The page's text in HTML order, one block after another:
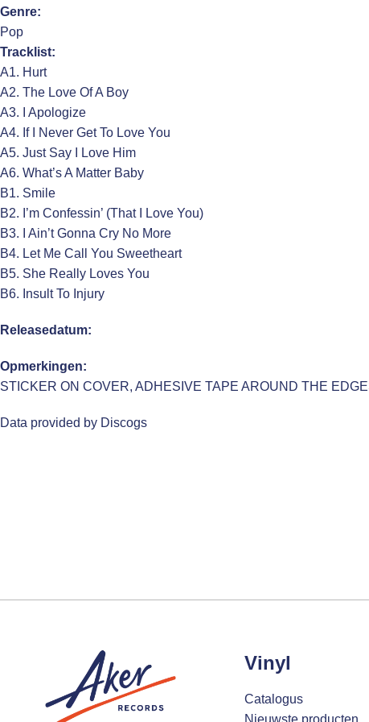
Genre:
Pop
Tracklist:
A1. Hurt
A2. The Love Of A Boy
A3. I Apologize
A4. If I Never Get To Love You
A5. Just Say I Love Him
A6. What’s A Matter Baby
B1. Smile
B2. I’m Confessin’ (That I Love You)
B3. I Ain’t Gonna Cry No More
B4. Let Me Call You Sweetheart
B5. She Really Loves You
B6. Insult To Injury
Releasedatum:
Opmerkingen:
STICKER ON COVER, ADHESIVE TAPE AROUND THE
Data provided by Discogs
Vinyl
Catalogus
Nieuwste producten